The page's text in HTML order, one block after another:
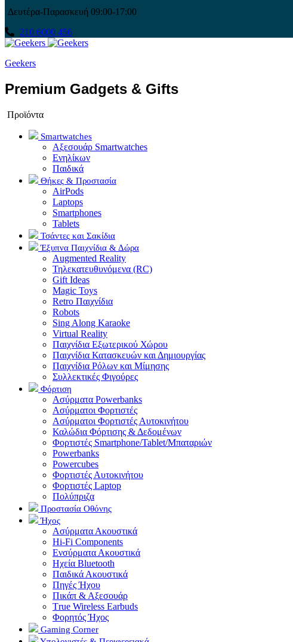
Δευτέρα-Παρασκευή 09:00-17:00
210 6000 456
Geekers
Premium Gadgets & Gifts
Προϊόντα
Smartwatches
Αξεσουάρ Smartwatches
Ενηλίκων
Παιδικά
Θήκες & Προστασία
AirPods
Laptops
Smartphones
Tablets
Τσάντες και Σακίδια
Έξυπνα Παιχνίδια & Δώρα
Augmented Reality
Τηλεκατευθυνόμενα (RC)
Gift Ideas
Magic Toys
Retro Παιχνίδια
Robots
Sing Along Karaoke
Virtual Reality
Παιχνίδια Εξωτερικού Χώρου
Παιχνίδια Κατασκευών και Δημιουργίας
Παιχνίδια Ρόλων και Μίμησης
Συλλεκτικές Φιγούρες
Φόρτιση
Ασύρματα Powerbanks
Aσύρματοι Φορτιστές
Ασύρματοι Φορτιστές Αυτοκινήτου
Καλώδια Φόρτισης & Δεδομένων
Φορτιστές Smartphone/Tablet/Μπαταριών
Powerbanks
Powercubes
Φορτιστές Αυτοκινήτου
Φορτιστές Laptop
Πολύπριζα
Προστασία Οθόνης
Ήχος
Ασύρματα Ακουστικά
Hi-Fi Components
Ενσύρματα Ακουστικά
Ηχεία Bluetooth
Παιδικά Ακουστικά
Πηγές Ήχου
Πικάπ & Αξεσουάρ
Τrue Wireless Earbuds
Φορητός Ήχος
Gaming Corner